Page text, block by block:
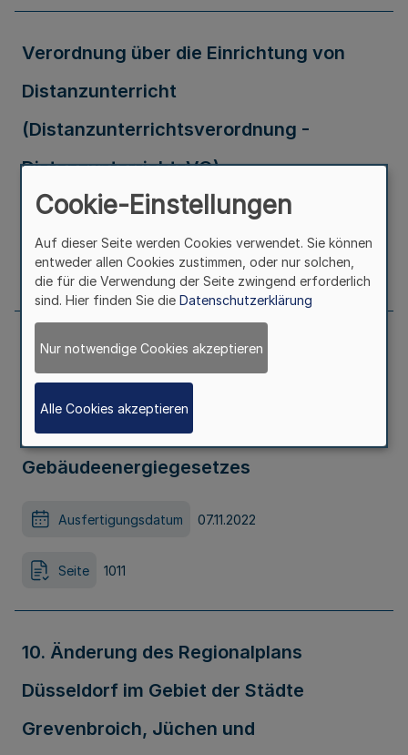
Verordnung über die Einrichtung von
Distanzunterricht
(Distanzunterrichtsverordnung -
DistanzunterrichtsVO)
14.11.2022
Seite 1010
Berichtigung der Verordnung zur
Änderung der Verordnung zur
Umsetzung des
Gebäudeenergiegesetzes
Ausfertigungsdatum 07.11.2022
Seite 1011
10. Änderung des Regionalplans
Düsseldorf im Gebiet der Städte
Grevenbroich, Jüchen und
Cookie-Einstellungen
Auf dieser Seite werden Cookies verwendet. Sie können
entweder allen Cookies zustimmen, oder nur solchen,
die für die Verwendung der Seite zwingend erforderlich
sind. Hier finden Sie die Datenschutzerklärung
Nur notwendige Cookies akzeptieren
Alle Cookies akzeptieren